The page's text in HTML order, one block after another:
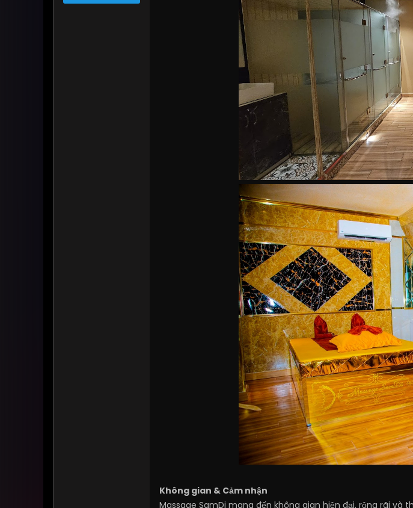
Không gian & Cảm nhận
Massage SamDi mang đến không gian hiện đại, rộng rãi